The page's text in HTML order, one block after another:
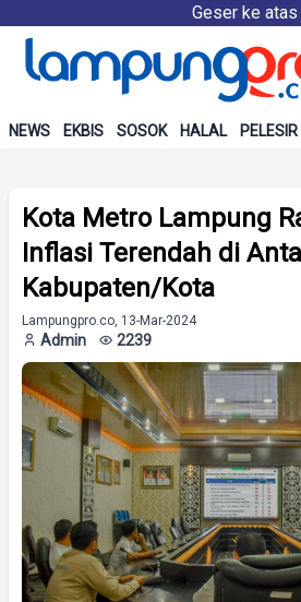
Geser ke atas
NEWS EKBIS SOSOK HALAL PELESIR
Kota Metro Lampung
Inflasi Terendah di
Kabupaten/Kota
Lampungpro.co, 13-Mar-2024
Admin 2239